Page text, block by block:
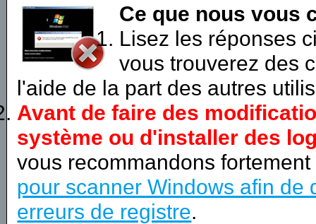
Ce que nous vous
Lisez les réponses
vous trouverez des
l'aide de la part des autres
Avant de faire des
système ou d'installer des
vous recommandons
pour scanner Windows afin de
erreurs de registre.